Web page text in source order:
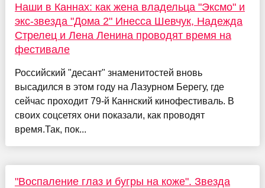
Наши в Каннах: как жена владельца "Эксмо" и
экс-звезда "Дома 2" Инесса Шевчук, Надежда
Стрелец и Лена Ленина проводят время на
фестивале
Российский "десант" знаменитостей вновь
высадился в этом году на Лазурном Берегу, где
сейчас проходит 79-й Каннский кинофестиваль. В
своих соцсетях они показали, как проводят
время.Так, пок...
"Воспаление глаз и бугры на коже". Звезда